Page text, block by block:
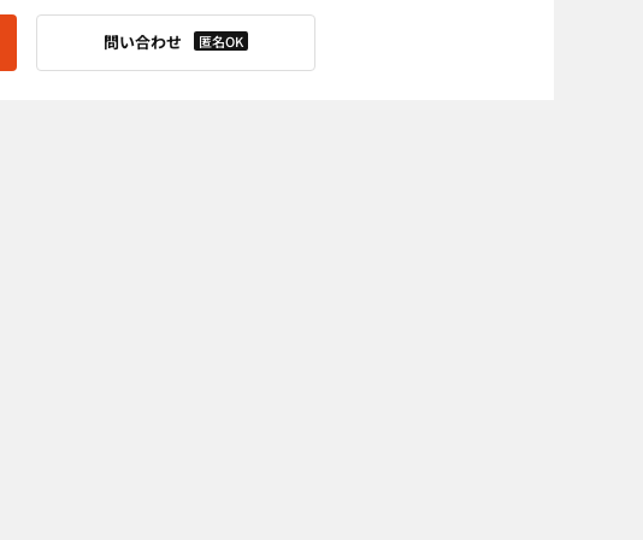
問い合わせ 匿名OK